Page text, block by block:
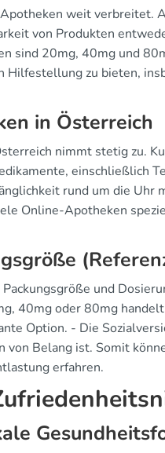
weit verbreitet.
von Produkten
sind 20mg, 40mg und
zu bieten,
in Österreich
nimmt stetig zu.
einschließlich
rund um die
Online-Apotheken
und
40mg oder 80mg
Option. - Die
Belang ist. Somit
erfahren.